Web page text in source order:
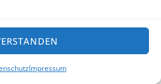
Impressum